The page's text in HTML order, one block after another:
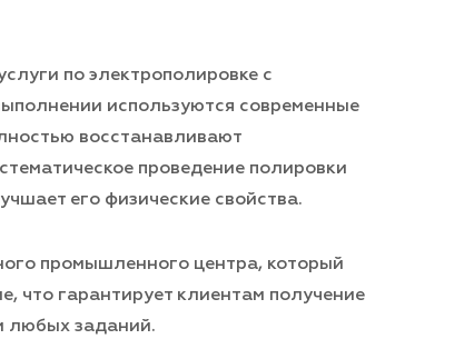
по электрополировке с
используются современные
восстанавливают
проведение полировки
его физические свойства.
промышленного центра, который
что гарантирует клиентам получение
любых заданий.